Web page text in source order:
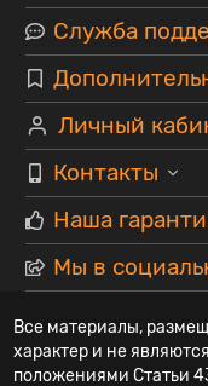
Служба
Личный
Контакты
Наша
Мы в
Все материалы,
характер и не
положениями Статьи